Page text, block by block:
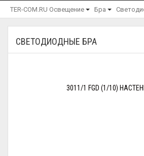
TER-COM.RU Освещение Бра
СВЕТОДИОДНЫЕ БРА
3011/1 FGD (1/10)